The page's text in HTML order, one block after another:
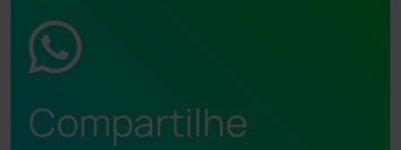
Compartilhe